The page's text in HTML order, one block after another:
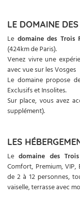
LE DOMAINE
Le domaine des Trois
(424km de Paris).
Venez vivre une
avec vue sur les Vosges
Le domaine propose
Exclusifs et Insolites.
Sur place, vous avez
supplément).
LES
Ledomaine des
Comfort, Premium,
de 2 à 12 personnes,
vaiselle, terrasse avec